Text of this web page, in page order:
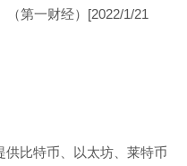
第一财经）[2022/1/21
供比特币、以太坊、莱特币